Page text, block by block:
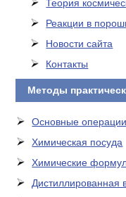
Теория
Реакции в
Новости сайта
Контакты
Методы
Основные
Химическая посуда
Химические
Дистиллированная